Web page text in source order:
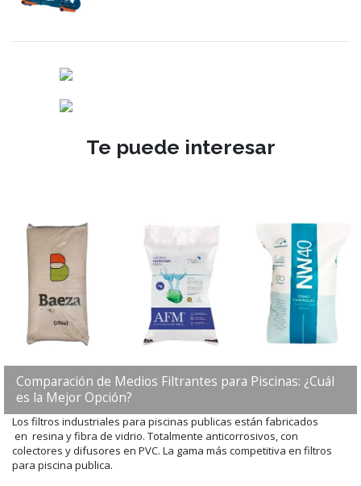
Te puede interesar
Comparación de Medios Filtrantes para Piscinas: ¿Cuál
es la Mejor Opción?
Los filtros industriales para piscinas publicas están fabricados
en resina y fibra de vidrio. Totalmente anticorrosivos, con
colectores y difusores en PVC. La gama más competitiva en filtros
para piscina publica.